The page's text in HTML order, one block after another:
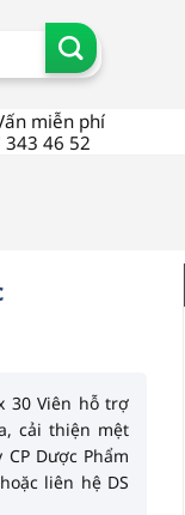
miễn phí
343 46 52
30 Viên hỗ trợ
cải thiện mệt
CP Dược Phẩm
hoặc liên hệ DS